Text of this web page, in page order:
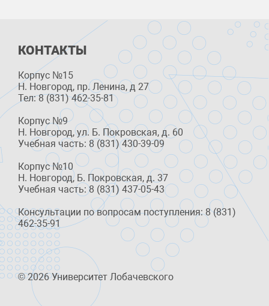
КОНТАКТЫ
Корпус №15
Н. Новгород, пр. Ленина, д 27
Тел: 8 (831) 462-35-81
Корпус №9
Н. Новгород, ул. Б. Покровская, д. 60
Учебная часть: 8 (831) 430-39-09
Корпус №10
Н. Новгород, Б. Покровская, д. 37
Учебная часть: 8 (831) 437-05-43
Консультации по вопросам поступления: 8 (831)
462-35-91
© 2026 Университет Лобачевского